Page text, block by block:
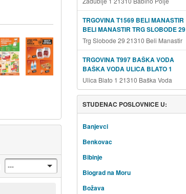
TRGOVINA T1569 BELI MANASTIR
BELI MANASTIR TRG SLOBODE 29
Trg Slobode 29 21310 Beli Manastir
TRGOVINA T997 BAŠKA VODA
BAŠKA VODA ULICA BLATO 1
Ulica Blato 1 21310 Baška Voda
STUDENAC POSLOVNICE U:
Banjevci
Benkovac
Bibinje
Biograd na Moru
Božava